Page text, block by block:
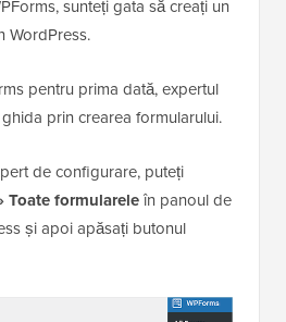
sunteți gata să creați un
WordPress.
pentru prima dată, expertul
prin crearea formularului.
de configurare, puteți
Toate formulareleîn panoul de
și apoi apăsați butonul